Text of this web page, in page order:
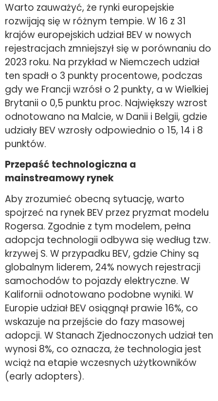
Warto zauważyć, że rynki europejskie
rozwijają się w różnym tempie. W 16 z 31
krajów europejskich udział BEV w nowych
rejestracjach zmniejszył się w porównaniu do
2023 roku. Na przykład w Niemczech udział
ten spadł o 3 punkty procentowe, podczas
gdy we Francji wzrósł o 2 punkty, a w Wielkiej
Brytanii o 0,5 punktu proc. Największy wzrost
odnotowano na Malcie, w Danii i Belgii, gdzie
udziały BEV wzrosły odpowiednio o 15, 14 i 8
punktów.
Przepaść technologiczna a
mainstreamowy rynek
Aby zrozumieć obecną sytuację, warto
spojrzeć na rynek BEV przez pryzmat modelu
Rogersa. Zgodnie z tym modelem, pełna
adopcja technologii odbywa się według tzw.
krzywej S. W przypadku BEV, gdzie Chiny są
globalnym liderem, 24% nowych rejestracji
samochodów to pojazdy elektryczne. W
Kalifornii odnotowano podobne wyniki. W
Europie udział BEV osiągnął prawie 16%, co
wskazuje na przejście do fazy masowej
adopcji. W Stanach Zjednoczonych udział ten
wynosi 8%, co oznacza, że technologia jest
wciąż na etapie wczesnych użytkowników
(early adopters).